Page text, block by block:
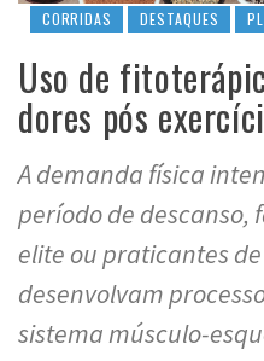
CORRIDAS DESTAQUES
Uso de
dores pós
A demanda física
período de descanso,
elite ou praticantes
desenvolvam
sistema músculo-